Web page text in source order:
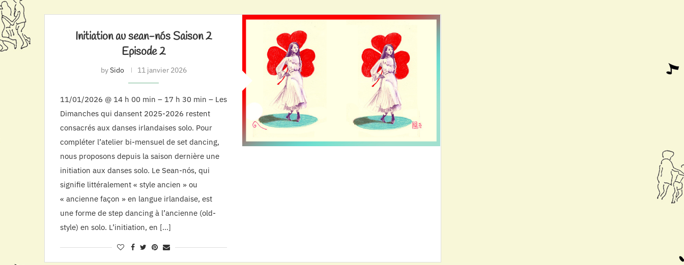
Initiation au sean-nós Saison 2
Episode 2
bySido 11 janvier 2026
11/01/2026 @ 14 h 00 min – 17 h 30 min – Les
Dimanches qui dansent 2025-2026 restent
consacrés aux danses irlandaises solo. Pour
compléter l’atelier bi-mensuel de set dancing,
nous proposons depuis la saison dernière une
initiation aux danses solo. Le Sean-nós, qui
signifie littéralement « style ancien » ou
« ancienne façon » en langue irlandaise, est
une forme de step dancing à l’ancienne (old-
style) en solo. L’initiation, en […]